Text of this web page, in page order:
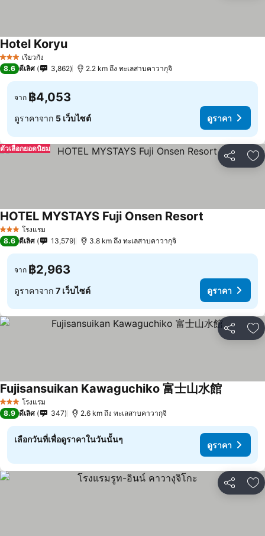
3 ดาว เรียวกัง
Hotel Koryuดูราคา
8.6 ดีเลิศ 3,862 2.2 km ถึง ทะเลสาบคาวากุจิ
จาก ฿4,053
ดูราคาจาก 5 เว็บไซต์ ดูราคา
แชร์ เ
ตัวเลือกยอดนิยม
3 ดาว โรงแรม
HOTEL MYSTAYS Fuji Onsen Resort
8.6 ดีเลิศ 13,579 3.8 km ถึง ทะเลสาบคาวากุจิ
จาก ฿2,963
ดูราคาจาก 7 เว็บไซต์ ดูราคา
แชร์ เ
3 ดาว โรงแรม
Fujisansuikan Kawaguchiko 富士山水館
8.9 ดีเลิศ 347 2.6 km ถึง ทะเลสาบคาวากุจิ
เลือกวันที่เพื่อดูราคาในวันนั้นๆ
ดูราคา
แชร์ เ